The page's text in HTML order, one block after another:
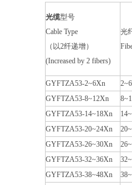
光缆型号
Cable Type
（以2纤递增）
(Increased by 2 fibers)
光
GYFTZA53-2~6Xn
2~6
GYFTZA53-8~12Xn
GYFTZA53-14~18Xn
GYFTZA53-20~24Xn
GYFTZA53-26~30Xn
GYFTZA53-32~36Xn
GYFTZA53-38~48Xn